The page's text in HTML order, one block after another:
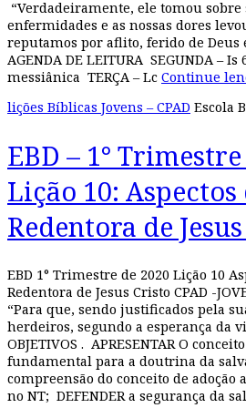
“Verdadeiramente, ele tomou sobre
enfermidades e as nossas dores
reputamos por aflito, ferido de Deus
AGENDA DE LEITURA SEGUNDA –
messiânica TERÇA – Lc Continue
lições Bíblicas Jovens – CPAD Escola
EBD – 1°
Lição 10: Aspectos
Redentora de
EBD 1° Trimestre de 2020 Lição 10
Redentora de Jesus Cristo CPAD -
“Para que, sendo justificados pela
herdeiros, segundo a esperança da
OBJETIVOS . APRESENTAR O
fundamental para a doutrina da
compreensão do conceito de adoção
no NT; DEFENDER a segurança da